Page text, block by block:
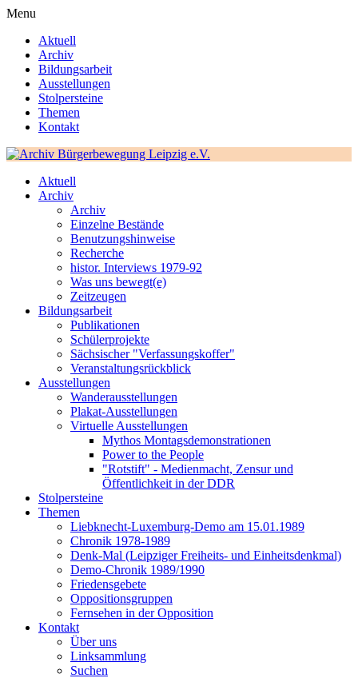
Menu
Aktuell
Archiv
Bildungsarbeit
Ausstellungen
Stolpersteine
Themen
Kontakt
Aktuell
Archiv
Archiv
Einzelne Bestände
Benutzungshinweise
Recherche
histor. Interviews 1979-92
Was uns bewegt(e)
Zeitzeugen
Bildungsarbeit
Publikationen
Schülerprojekte
Sächsischer "Verfassungskoffer"
Veranstaltungsrückblick
Ausstellungen
Wanderausstellungen
Plakat-Ausstellungen
Virtuelle Ausstellungen
Mythos Montagsdemonstrationen
Power to the People
"Rotstift" - Medienmacht, Zensur und
Öffentlichkeit in der DDR
Stolpersteine
Themen
Liebknecht-Luxemburg-Demo am 15.01.1989
Chronik 1978-1989
Denk-Mal (Leipziger Freiheits- und Einheitsdenkmal)
Demo-Chronik 1989/1990
Friedensgebete
Oppositionsgruppen
Fernsehen in der Opposition
Kontakt
Über uns
Linksammlung
Suchen